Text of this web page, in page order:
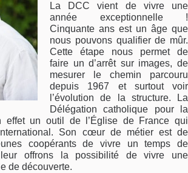
La DCC vient de vivre une
année exceptionnelle !
Cinquante ans est un âge que
nous pouvons qualifier de mûr.
Cette étape nous permet de
faire un d’arrêt sur images, de
mesurer le chemin parcouru
depuis 1967 et surtout voir
l’évolution de la structure. La
Délégation catholique pour la
effet un outil de l’Église de France qui
Son cœur de métier est de
coopérants de vivre un temps de
offrons la possibilité de vivre une
de découverte.